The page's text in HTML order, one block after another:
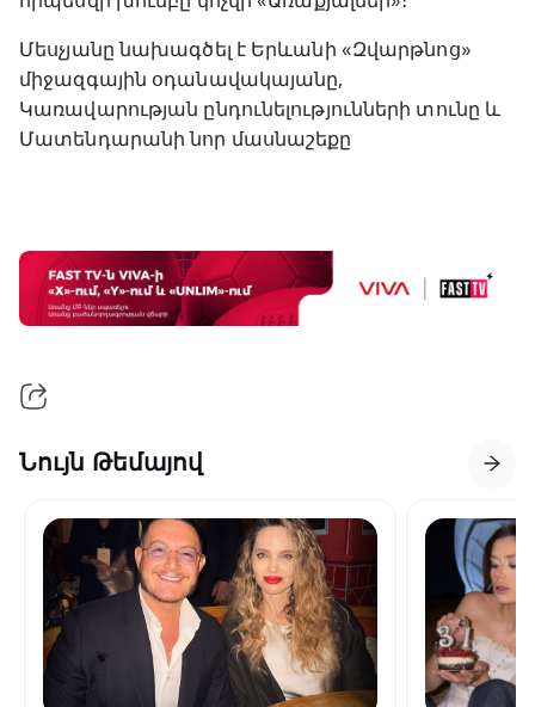
Մեսչյանը նախագծել է Երևանի «Զվարթնոց»
միջազգային օդանավակայանը,
Կառավարության ընդունելությունների տունը և
Մատենդարանի նոր մասնաշեքը
Նույն Թեմայով